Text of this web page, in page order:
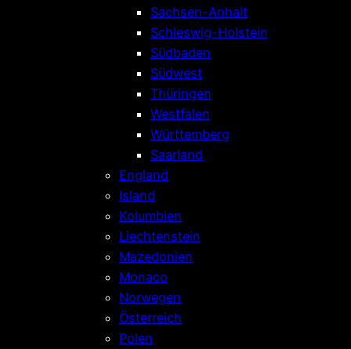
Sachsen-Anhalt
Schleswig-Holstein
Südbaden
Südwest
Thüringen
Westfalen
Württemberg
Saarland
England
Island
Kolumbien
Liechtenstein
Mazedonien
Monaco
Norwegen
Österreich
Polen